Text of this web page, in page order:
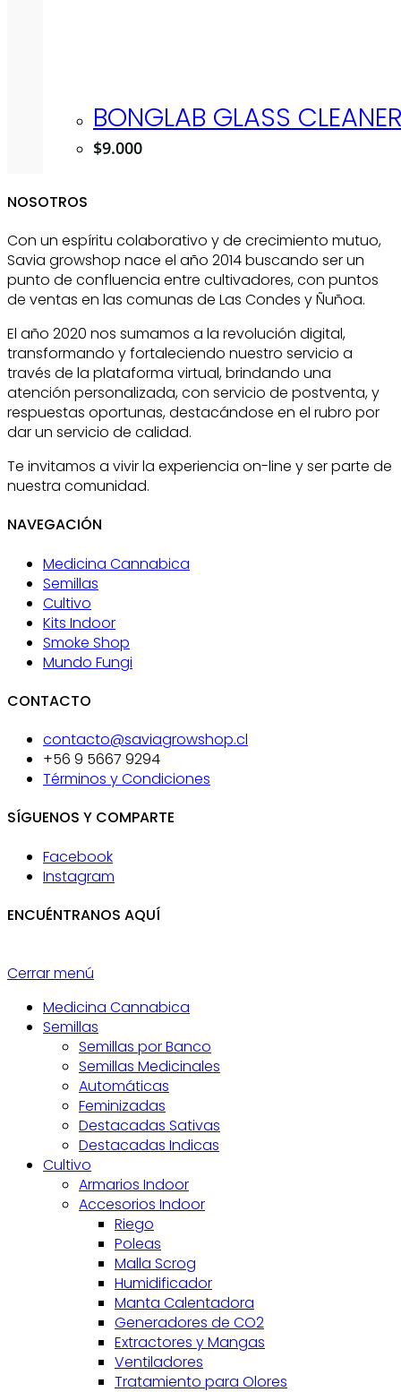
BONGLAB GLASS
$9.000
NOSOTROS
Con un espíritu colaborativo y de crecimiento mutuo,
Savia growshop nace el año 2014 buscando ser un
punto de confluencia entre cultivadores, con puntos
de ventas en las comunas de Las Condes y Ñuñoa.
El año 2020 nos sumamos a la revolución digital,
transformando y fortaleciendo nuestro servicio a
través de la plataforma virtual, brindando una
atención personalizada, con servicio de postventa, y
respuestas oportunas, destacándose en el rubro por
dar un servicio de calidad.
Te invitamos a vivir la experiencia on-line y ser parte de
nuestra comunidad.
NAVEGACIÓN
Medicina Cannabica
Semillas
Cultivo
Kits Indoor
Smoke Shop
Mundo Fungi
CONTACTO
contacto@saviagrowshop.cl
+56 9 5667 9294
Términos y Condiciones
SÍGUENOS Y COMPARTE
Facebook
Instagram
ENCUÉNTRANOS AQUÍ
Cerrar menú
Medicina Cannabica
Semillas
Semillas por Banco
Semillas Medicinales
Automáticas
Feminizadas
Destacadas Sativas
Destacadas Indicas
Cultivo
Armarios Indoor
Accesorios Indoor
Riego
Poleas
Malla Scrog
Humidificador
Manta Calentadora
Generadores de CO2
Extractores y Mangas
Ventiladores
Tratamiento para Olores